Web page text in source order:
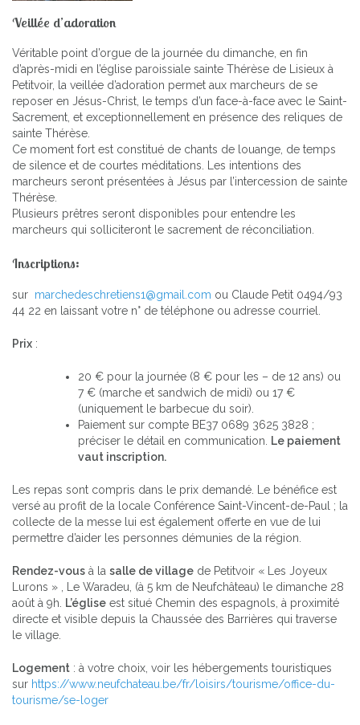
Veillée d’adoration
Véritable point d’orgue de la journée du dimanche, en fin
d’après-midi en l’église paroissiale sainte Thérèse de Lisieux à
Petitvoir, la veillée d’adoration permet aux marcheurs de se
reposer en Jésus-Christ, le temps d’un face-à-face avec le Saint-
Sacrement, et exceptionnellement en présence des reliques de
sainte Thérèse.
Ce moment fort est constitué de chants de louange, de temps
de silence et de courtes méditations. Les intentions des
marcheurs seront présentées à Jésus par l’intercession de sainte
Thérèse.
Plusieurs prêtres seront disponibles pour entendre les
marcheurs qui solliciteront le sacrement de réconciliation.
Inscriptions:
sur marchedeschretiens1@gmail.com ou Claude Petit 0494/93
44 22 en laissant votre n° de téléphone ou adresse courriel.
Prix :
20 € pour la journée (8 € pour les – de 12 ans) ou
7 € (marche et sandwich de midi) ou 17 €
(uniquement le barbecue du soir).
Paiement sur compte BE37 0689 3625 3828 ;
préciser le détail en communication.
Le paiement
vaut inscription.
Les repas sont compris dans le prix demandé. Le bénéfice est
versé au profit de la locale Conférence Saint-Vincent-de-Paul ; la
collecte de la messe lui est également offerte en vue de lui
permettre d’aider les personnes démunies de la région.
Rendez-vous à la salle de village de Petitvoir « Les Joyeux
Lurons » , Le Waradeu, (à 5 km de Neufchâteau) le dimanche 28
août à 9h.
L’église est situé Chemin des espagnols, à proximité
directe et visible depuis la Chaussée des Barrières qui traverse
le village.
Logement : à votre choix, voir les hébergements touristiques
sur https://www.neufchateau.be/fr/loisirs/tourisme/office-du-
tourisme/se-loger